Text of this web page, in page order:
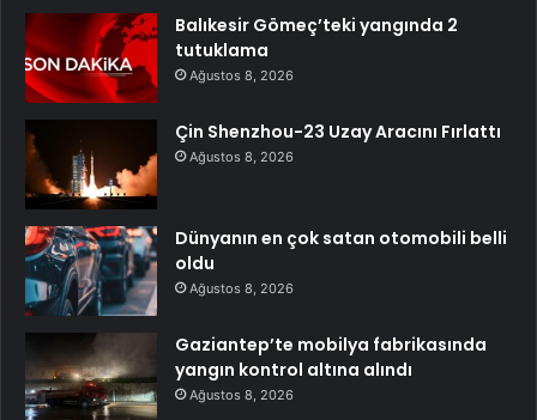
Balıkesir Gömeç’teki yangında 2
tutuklama
Ağustos 8, 2026
Çin Shenzhou-23 Uzay Aracını Fırlattı
Ağustos 8, 2026
Dünyanın en çok satan otomobili belli
oldu
Ağustos 8, 2026
Gaziantep’te mobilya fabrikasında
yangın kontrol altına alındı
Ağustos 8, 2026